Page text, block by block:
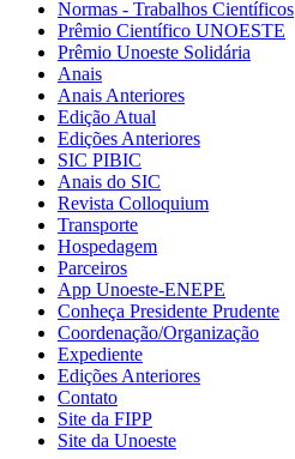
Normas - Trabalhos Científicos
Prêmio Científico UNOESTE
Prêmio Unoeste Solidária
Anais
Anais Anteriores
Edição Atual
Edições Anteriores
SIC PIBIC
Anais do SIC
Revista Colloquium
Transporte
Hospedagem
Parceiros
App Unoeste-ENEPE
Conheça Presidente Prudente
Coordenação/Organização
Expediente
Edições Anteriores
Contato
Site da FIPP
Site da Unoeste